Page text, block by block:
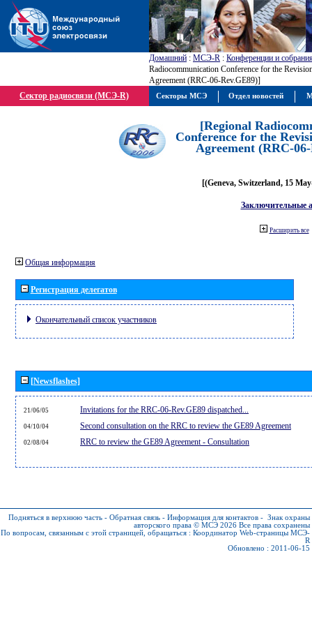
Домашний : МСЭ-R : Конференции и
Radiocommunication Conference for the
Agreement (RRC-06-Rev.GE89)]
Сектор радиосвязи (МСЭ-R)
[Regional
Conference for the
Agreement (RRC-
[(Geneva, Switzerland, 15
Заключительные
Расширить все
Общая информация
Регистрация делегатов
Окончательный список участников
[Newsflashes]
21/06/05 Invitations for the RRC-06-Rev.GE89 dispatched...
04/10/04 Second consultation on the RRC to review the GE89 Agreement
02/08/04 RRC to review the GE89 Agreement - Consultation
Подняться в верхнюю часть - Обратная связь - Информация для контактов - Знак охраны
авторского права © МСЭ 2026 Все права сохранены
По вопросам, связанным с этой страницей, обращаться : Координатор Web-страницы МСЭ-
R
Обновлено : 2011-06-15
Секторы МСЭ Отдел новостей